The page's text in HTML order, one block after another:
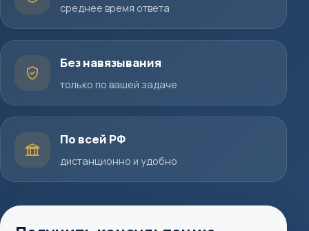
среднее время ответа
Без навязывания
только по вашей задаче
По всей РФ
дистанционно и удобно